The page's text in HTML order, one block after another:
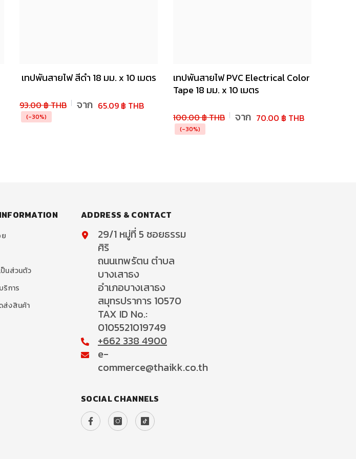
เทปพันสายไฟ สีดำ 18 มม. x 10 เมตร
93.00 ฿ THB จาก 65.09 ฿ THB
(-30%)
เทปพันสายไฟ PVC Electrical Color
Tape 18 มม. x 10 เมตร
100.00 ฿ THB จาก 70.00 ฿ THB
(-30%)
ป็นส่วนตัว
ริการ
ส่งสินค้า
ADDRESS & CONTACT
29/1 หมู่ที่ 5 ซอยธรรม
ศิริ
ถนนเทพรัตน ตำบล
บางเสาธง
อำเภอบางเสาธง
สมุทรปราการ 10570
TAX ID No.:
0105521019749
+662 338 4900
e-
commerce@thaikk.co.th
SOCIAL CHANNELS